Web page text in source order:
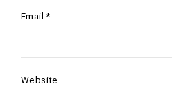
Email*
Website